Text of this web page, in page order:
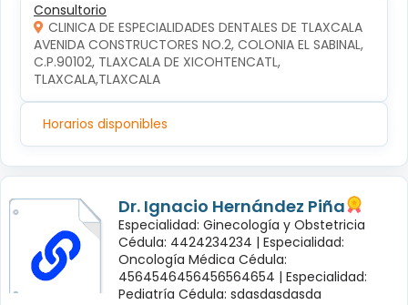
Consultorio
CLINICA DE ESPECIALIDADES DENTALES DE TLAXCALA
AVENIDA CONSTRUCTORES NO.2, COLONIA EL SABINAL,
C.P.90102, TLAXCALA DE XICOHTENCATL,
TLAXCALA,TLAXCALA
Horarios disponibles
Dr. Ignacio Hernández Piña
Especialidad: Ginecología y Obstetricia
Cédula: 4424234234 | Especialidad:
Oncología Médica Cédula:
4564546456456564654 | Especialidad:
Pediatría Cédula: sdasdasdasda